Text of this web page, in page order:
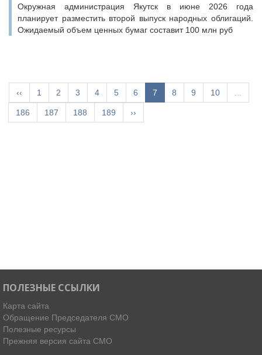
Окружная администрация Якутск в июне 2026 года
планирует разместить второй выпуск народных облигаций.
Ожидаемый объем ценных бумаг составит 100 млн руб
‹‹ 1 2 3 4 5 6 7 8 9 10
186 187 188 189 ››
ПОЛЕЗНЫЕ ССЫЛКИ
Карта сайта
Обращение Председателя СМО
Полезные ресурсы
Прежняя версия сайта СМО